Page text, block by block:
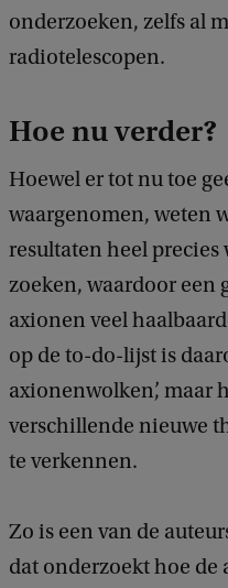
onderzoeken, zelfs al
radiotelescopen.
Hoe nu verder?
Hoewel er tot nu toe
waargenomen, weten
resultaten heel precies
zoeken, waardoor een
axionen veel
op de to-do-lijst is
axionenwolken’, maar
verschillende nieuwe
te verkennen.
Zo is een van de
dat onderzoekt hoe de